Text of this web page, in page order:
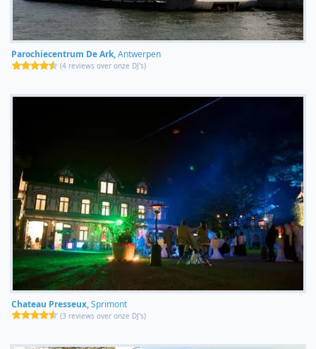
Parochiecentrum De Ark,Antwerpen
(4 reviews over onze DJ's)
Chateau Presseux,Sprimont
(3 reviews over onze DJ's)